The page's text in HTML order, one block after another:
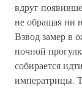
вдруг
не обращая ни
Взвод замер в
ночной
собирается
императрицы.